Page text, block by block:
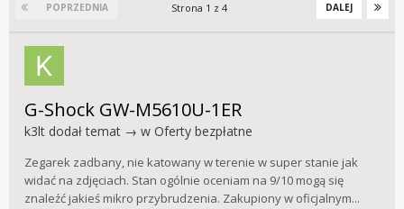
POPRZEDNIA DALEJ
Strona 1 z 4
G-Shock GW-M5610U-1ER
k3lt dodał temat → w Oferty bezpłatne
Zegarek zadbany, nie katowany w terenie w super stanie jak
widać na zdjęciach. Stan ogólnie oceniam na 9/10 mogą się
znaleźć jakieś mikro przybrudzenia. Zakupiony w oficjalnym...